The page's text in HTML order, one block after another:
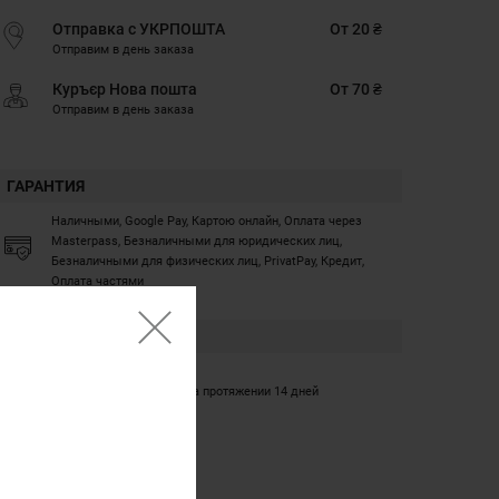
Отправка с УКРПОШТА
Отправим в день заказа
От 20 ₴
Куръєр Нова пошта
Отправим в день заказа
От 70 ₴
ГАРАНТИЯ
Наличными, Google Pay, Картою онлайн, Оплата через
Masterpass, Безналичными для юридических лиц,
Безналичными для физических лиц, PrivatPay, Кредит,
Оплата частями
Обмен/возврат товара на протяжении 14 дней